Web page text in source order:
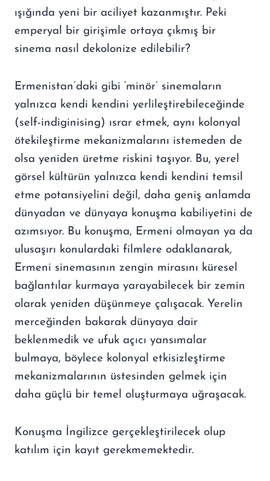
ışığında yeni bir aciliyet kazanmıştır. Peki
emperyal bir girişimle ortaya çıkmış bir
sinema nasıl dekolonize edilebilir?
Ermenistan’daki gibi ‘minör’ sinemaların
yalnızca kendi kendini yerlileştirebileceğinde
(self-indiginising) ısrar etmek, aynı kolonyal
ötekileştirme mekanizmalarını istemeden de
olsa yeniden üretme riskini taşıyor. Bu, yerel
görsel kültürün yalnızca kendi kendini temsil
etme potansiyelini değil, daha geniş anlamda
dünyadan ve dünyaya konuşma kabiliyetini de
azımsıyor. Bu konuşma, Ermeni olmayan ya da
ulusaşırı konulardaki filmlere odaklanarak,
Ermeni sinemasının zengin mirasını küresel
bağlantılar kurmaya yarayabilecek bir zemin
olarak yeniden düşünmeye çalışacak. Yerelin
merceğinden bakarak dünyaya dair
beklenmedik ve ufuk açıcı yansımalar
bulmaya, böylece kolonyal etkisizleştirme
mekanizmalarının üstesinden gelmek için
daha güçlü bir temel oluşturmaya uğraşacak.
Konuşma İngilizce gerçekleştirilecek olup
katılım için kayıt gerekmemektedir.